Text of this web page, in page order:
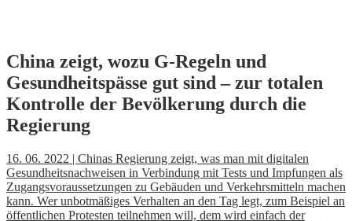
Skip
to
content
China zeigt, wozu G-Regeln und
Gesundheitspässe gut sind – zur totalen
Kontrolle der Bevölkerung durch die
Regierung
16. 06. 2022 | Chinas Regierung zeigt, was man mit digitalen
Gesundheitsnachweisen in Verbindung mit Tests und Impfungen als
Zugangsvoraussetzungen zu Gebäuden und Verkehrsmitteln machen
kann. Wer unbotmäßiges Verhalten an den Tag legt, zum Beispiel an
öffentlichen Protesten teilnehmen will, dem wird einfach der